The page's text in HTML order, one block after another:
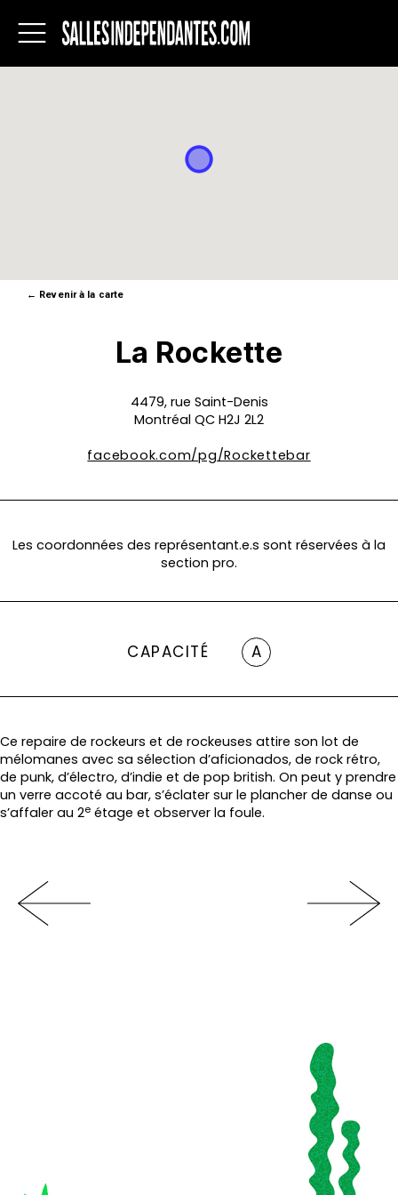
← Revenir à la carte
La Rockette
4479, rue Saint-Denis
Montréal QC H2J 2L2
facebook.com/pg/Rockettebar
Les coordonnées des représentant.e.s sont réservées à la
section pro.
CAPACITÉ A
Ce repaire de rockeurs et de rockeuses attire son lot de
mélomanes avec sa sélection d’aficionados, de rock rétro,
de punk, d’électro, d’indie et de pop british. On peut y prendre
un verre accoté au bar, s’éclater sur le plancher de danse ou
s’affaler au 2e étage et observer la foule.